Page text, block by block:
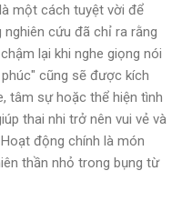
một cách tuyệt vời để
nghiên cứu đã chỉ ra rằng
lại khi nghe giọng nói
cũng sẽ được kích
tâm sự hoặc thể hiện tình
thai nhi trở nên vui vẻ và
động chính là món
thần nhỏ trong bụng từ